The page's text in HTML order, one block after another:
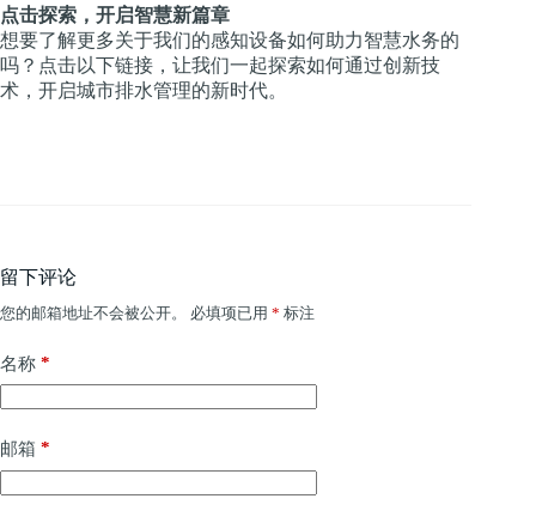
点击探索，开启智慧新篇章
想要了解更多关于我们的感知设备如何助力智慧水务的
吗？点击以下链接，让我们一起探索如何通过创新技
术，开启城市排水管理的新时代。
留下评论
您的邮箱地址不会被公开。 必填项已用 * 标注
名称 *
邮箱 *